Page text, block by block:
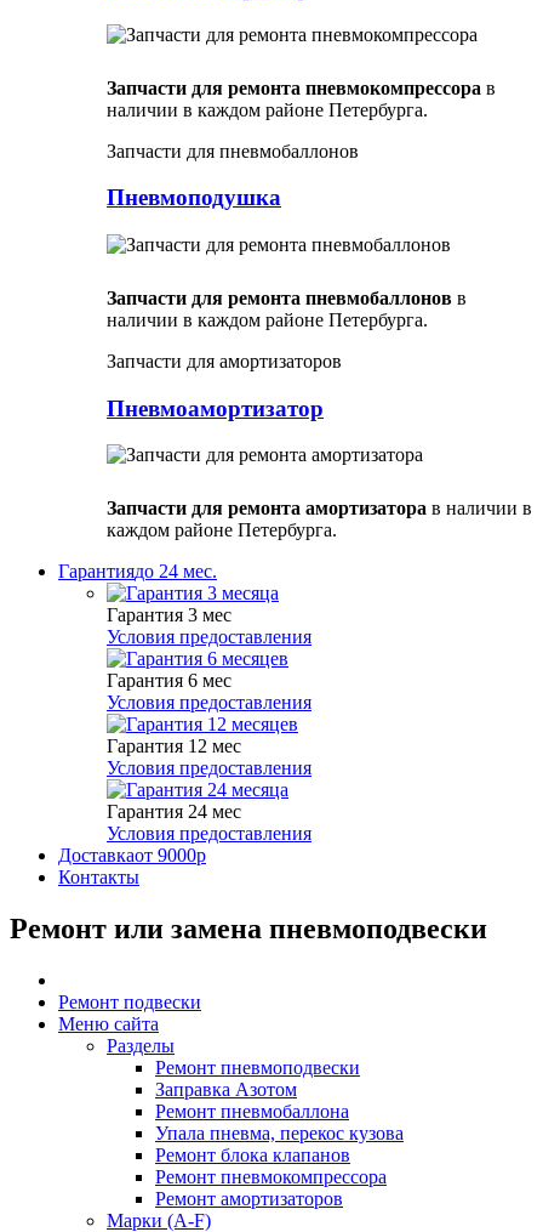
Запчасти для ремонта пневмокомпрессора в
наличии в каждом районе Петербурга.
Запчасти для пневмобаллонов
Пневмоподушка
Запчасти для ремонта пневмобаллонов в
наличии в каждом районе Петербурга.
Запчасти для амортизаторов
Пневмоамортизатор
Запчасти для ремонта амортизатора в наличии в
каждом районе Петербурга.
Гарантиядо 24 мес.
Гарантия 3 мес
Условия предоставления
Гарантия 6 мес
Условия предоставления
Гарантия 12 мес
Условия предоставления
Гарантия 24 мес
Условия предоставления
Доставкаот 9000р
Контакты
Ремонт или замена пневмоподвески
Ремонт подвески
Меню сайта
Разделы
Ремонт пневмоподвески
Заправка Азотом
Ремонт пневмобаллона
Упала пневма, перекос кузова
Ремонт блока клапанов
Ремонт пневмокомпрессора
Ремонт амортизаторов
Марки (A-F)